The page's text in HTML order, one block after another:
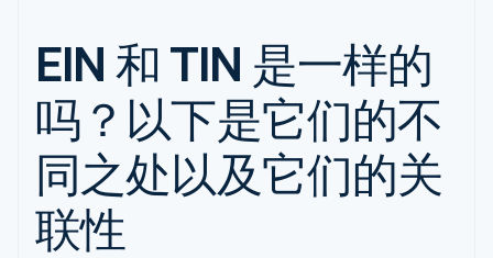
在线支付
Managed
Payments
备案商家解决
方案
Payment links
无代码支付
Checkout
预构建支付界
面
经常性收入
Metronome
按用量计费
Subscriptions
订阅管理
Invoicing
一次性或定期
Global
Payouts
向第三
方打款
Crypto
钱包、
稳定币
按应用场景
智能体商务
加密货币
电子商务
库与 SDK
Stripe Apps
指南
接受线上付款
指南
支持
获取支持
托管支持方案
EIN 和 TIN 是一样的
吗？以下是它们的不
同之处以及它们的关
联性